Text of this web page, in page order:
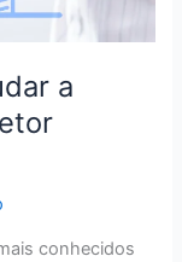
a
conhecidos